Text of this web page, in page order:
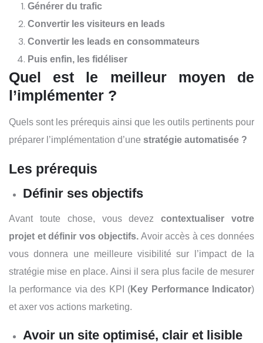
Générer du trafic
Convertir les visiteurs en leads
Convertir les leads en consommateurs
Puis enfin, les fidéliser
Quel est le meilleur moyen de
l’implémenter ?
Quels sont les prérequis ainsi que les outils pertinents pour
préparer l’implémentation d’une stratégie automatisée ?
Les prérequis
Définir ses objectifs
Avant toute chose, vous devezcontextualiser votre
projet et définir vos objectifs. Avoir accès à ces données
vous donnera une meilleure visibilité sur l’impact de la
stratégie mise en place. Ainsi il sera plus facile de mesurer
la performance via des KPI (Key Performance Indicator)
et axer vos actions marketing.
Avoir un site optimisé, clair et lisible